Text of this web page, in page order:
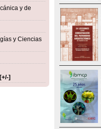
y de
y Ciencias
]